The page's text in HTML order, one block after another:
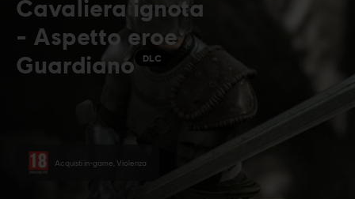
Acquisti in-game, Violenza
Cavaliera ignota
- Aspetto eroe
Guardiano
DLC